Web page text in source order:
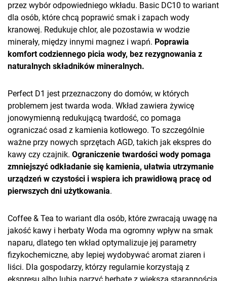
przez wybór odpowiedniego wkładu. Basic DC10 to wariant
dla osób, które chcą poprawić smak i zapach wody
kranowej. Redukuje chlor, ale pozostawia w wodzie
minerały, między innymi magnez i wapń. Poprawia
komfort codziennego picia wody, bez rezygnowania z
naturalnych składników mineralnych.
Perfect D1 jest przeznaczony do domów, w których
problemem jest twarda woda. Wkład zawiera żywicę
jonowymienną redukującą twardość, co pomaga
ograniczać osad z kamienia kotłowego. To szczególnie
ważne przy nowych sprzętach AGD, takich jak ekspres do
kawy czy czajnik. Ograniczenie twardości wody pomaga
zmniejszyć odkładanie się kamienia, ułatwia utrzymanie
urządzeń w czystości i wspiera ich prawidłową pracę od
pierwszych dni użytkowania.
Coffee & Tea to wariant dla osób, które zwracają uwagę na
jakość kawy i herbaty Woda ma ogromny wpływ na smak
naparu, dlatego ten wkład optymalizuje jej parametry
fizykochemiczne, aby lepiej wydobywać aromat ziaren i
liści. Dla gospodarzy, którzy regularnie korzystają z